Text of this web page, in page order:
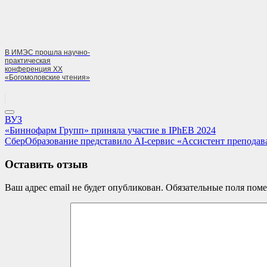
В ИМЭС прошла научно-
практическая
конференция XX
«Богомоловские чтения»
ВУЗ
Навигация
по
записям
Previous
Post:
«Биннофарм Групп» приняла участие в IPhEB 2024
Next
СберОбразование представило AI-сервис «Ассистент
Оставить отзыв
Ваш адрес email не будет опубликован. Обязательные поля